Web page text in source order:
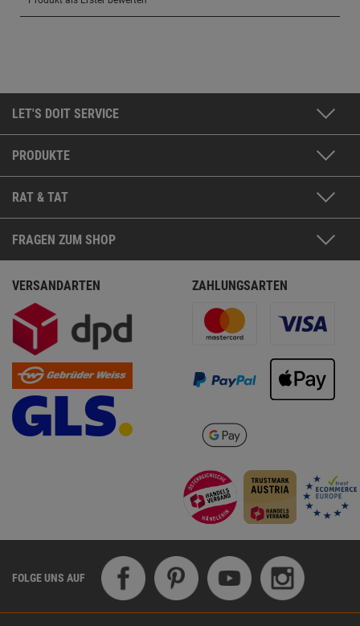
LET'S DOIT SERVICE
PRODUKTE
RAT & TAT
FRAGEN ZUM SHOP
VERSANDARTEN ZAHLUNGSARTEN
FOLGE UNS AUF